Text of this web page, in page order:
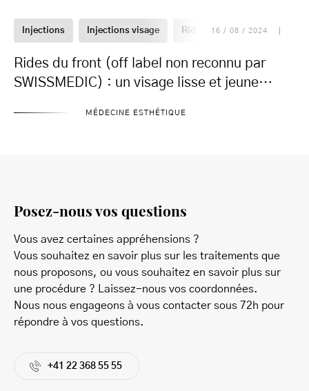
Injections Injections visage Rides Toxine botulique
16 / 08 / 2024
Rides du front (off label non reconnu par
SWISSMEDIC) : un visage lisse et jeune
MÉDECINE ESTHÉTIQUE
Posez-nous vos questions
Vous avez certaines appréhensions ?
Vous souhaitez en savoir plus sur les traitements que
nous proposons, ou vous souhaitez en savoir plus sur
une procédure ? Laissez-nous vos coordonnées.
Nous nous engageons à vous contacter sous 72h pour
répondre à vos questions.
+41 22 368 55 55